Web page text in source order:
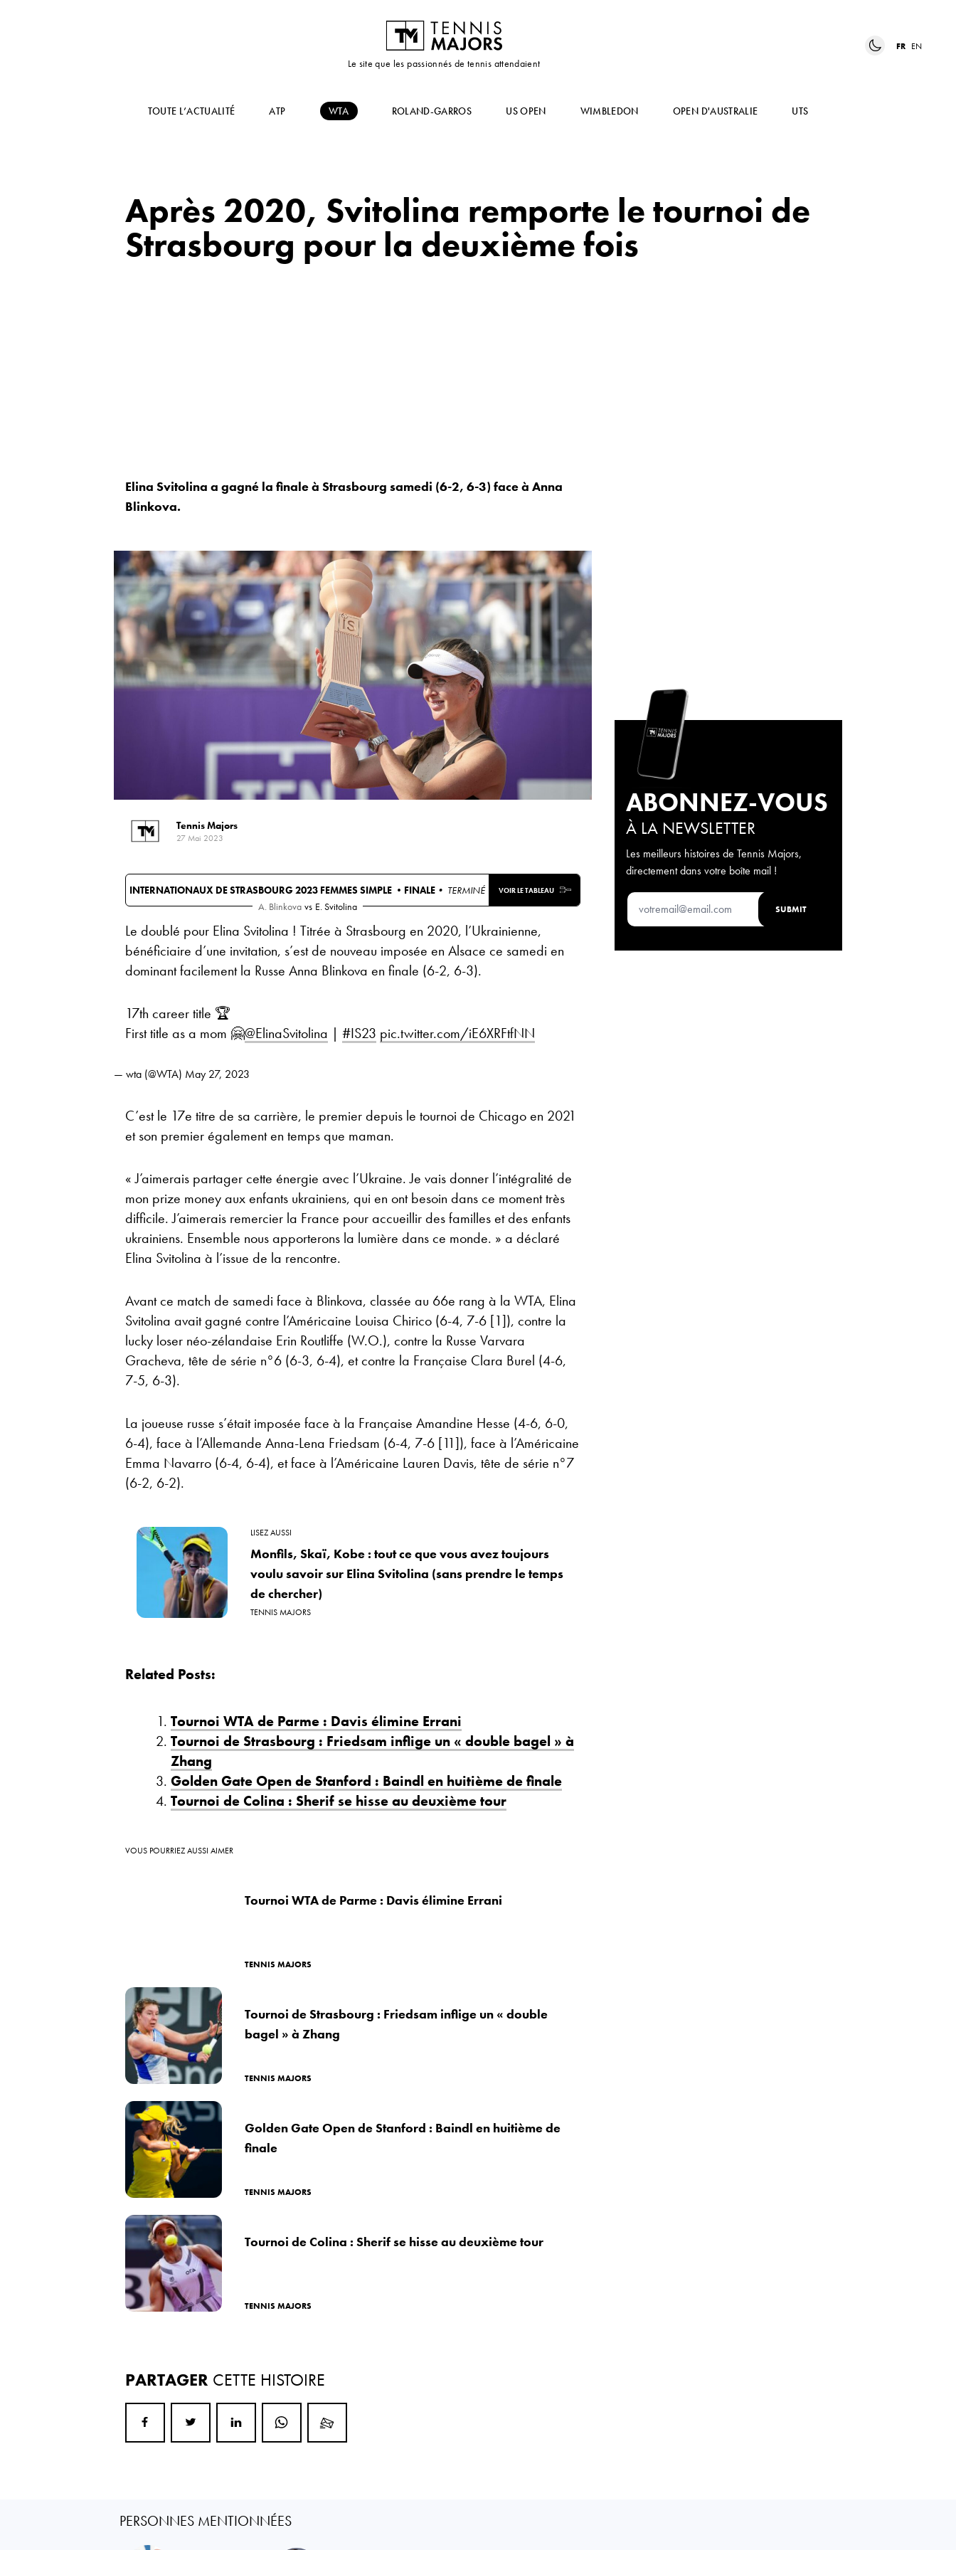
Le site que les passionnés de tennis attendaient
FR EN
TOUTE L’ACTUALITÉ ATP WTA ROLAND-GARROS US OPEN WIMBLEDON OPEN D'AUSTRALIE UTS
Après 2020, Svitolina remporte le tournoi de
Strasbourg pour la deuxième fois
Elina Svitolina a gagné la finale à Strasbourg samedi (6-2, 6-3) face à Anna
Blinkova.
Tennis Majors
27 Mai 2023
INTERNATIONAUX DE STRASBOURG 2023 FEMMES SIMPLE • FINALE • TERMINÉ VOIR LE TABLEAU
A. Blinkova vs E. Svitolina
Le doublé pour Elina Svitolina ! Titrée à Strasbourg en 2020, l’Ukrainienne,
bénéficiaire d’une invitation, s’est de nouveau imposée en Alsace ce samedi en
dominant facilement la Russe Anna Blinkova en finale (6-2, 6-3).
17th career title 🏆
First title as a mom 🤗@ElinaSvitolina | #IS23 pic.twitter.com/iE6XRFtfNN
— wta (@WTA) May 27, 2023
C’est le 17e titre de sa carrière, le premier depuis le tournoi de Chicago en 2021
et son premier également en temps que maman.
« J’aimerais partager cette énergie avec l’Ukraine. Je vais donner l’intégralité de
mon prize money aux enfants ukrainiens, qui en ont besoin dans ce moment très
difficile. J’aimerais remercier la France pour accueillir des familles et des enfants
ukrainiens. Ensemble nous apporterons la lumière dans ce monde. » a déclaré
Elina Svitolina à l’issue de la rencontre.
Avant ce match de samedi face à Blinkova, classée au 66e rang à la WTA, Elina
Svitolina avait gagné contre l’Américaine Louisa Chirico (6-4, 7-6 [1]), contre la
lucky loser néo-zélandaise Erin Routliffe (W.O.), contre la Russe Varvara
Gracheva, tête de série n°6 (6-3, 6-4), et contre la Française Clara Burel (4-6,
7-5, 6-3).
La joueuse russe s’était imposée face à la Française Amandine Hesse (4-6, 6-0,
6-4), face à l’Allemande Anna-Lena Friedsam (6-4, 7-6 [11]), face à l’Américaine
Emma Navarro (6-4, 6-4), et face à l’Américaine Lauren Davis, tête de série n°7
(6-2, 6-2).
LISEZ AUSSI
Monfils, Skaï, Kobe : tout ce que vous avez toujours
voulu savoir sur Elina Svitolina (sans prendre le temps
de chercher)
TENNIS MAJORS
Related Posts:
Tournoi WTA de Parme : Davis élimine Errani
Tournoi de Strasbourg : Friedsam inflige un « double bagel » à
Zhang
Golden Gate Open de Stanford : Baindl en huitième de finale
Tournoi de Colina : Sherif se hisse au deuxième tour
VOUS POURRIEZ AUSSI AIMER
Tournoi WTA de Parme : Davis élimine Errani
TENNIS MAJORS
Tournoi de Strasbourg : Friedsam inflige un « double
bagel » à Zhang
TENNIS MAJORS
Golden Gate Open de Stanford : Baindl en huitième de
finale
TENNIS MAJORS
Tournoi de Colina : Sherif se hisse au deuxième tour
TENNIS MAJORS
PARTAGER CETTE HISTOIRE
ABONNEZ-VOUS
À LA NEWSLETTER
Les meilleurs histoires de Tennis Majors,
directement dans votre boîte mail !
PERSONNES MENTIONNÉES